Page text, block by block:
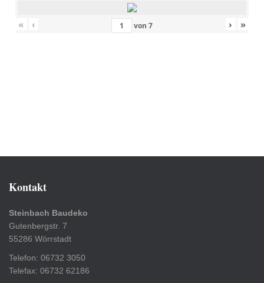
« ‹ von 7 › »
Kontakt
Steinbach Baudeko
Gutenbergstr. 7
55286 Wörrstadt
Telefon: 06732 3050
Telefax: 06732 62186